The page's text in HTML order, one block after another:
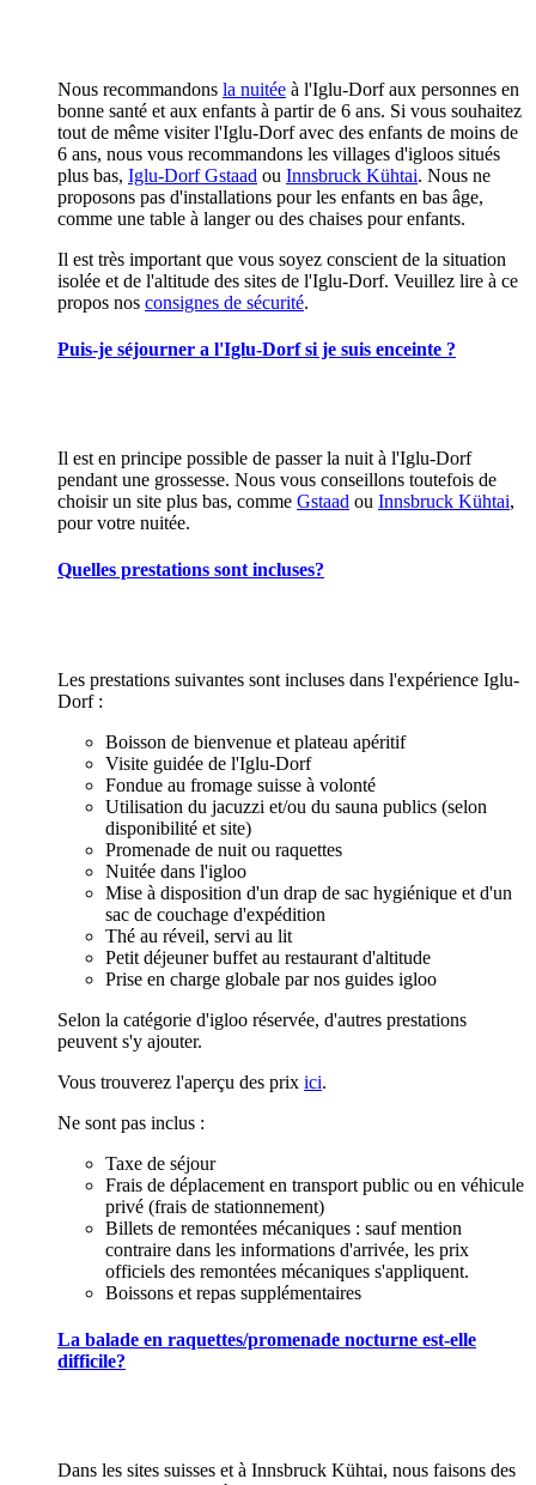
Nous recommandons la nuitée à l'Iglu-Dorf aux personnes en
bonne santé et aux enfants à partir de 6 ans. Si vous souhaitez
tout de même visiter l'Iglu-Dorf avec des enfants de moins de
6 ans, nous vous recommandons les villages d'igloos situés
plus bas, Iglu-Dorf Gstaad ou Innsbruck Kühtai. Nous ne
proposons pas d'installations pour les enfants en bas âge,
comme une table à langer ou des chaises pour enfants.
Il est très important que vous soyez conscient de la situation
isolée et de l'altitude des sites de l'Iglu-Dorf. Veuillez lire à ce
propos nos consignes de sécurité.
Puis-je séjourner a l'Iglu-Dorf si je suis enceinte ?
Il est en principe possible de passer la nuit à l'Iglu-Dorf
pendant une grossesse. Nous vous conseillons toutefois de
choisir un site plus bas, comme Gstaad ou Innsbruck Kühtai,
pour votre nuitée.
Quelles prestations sont incluses?
Les prestations suivantes sont incluses dans l'expérience Iglu-
Dorf :
Boisson de bienvenue et plateau apéritif
Visite guidée de l'Iglu-Dorf
Fondue au fromage suisse à volonté
Utilisation du jacuzzi et/ou du sauna publics (selon
disponibilité et site)
Promenade de nuit ou raquettes
Nuitée dans l'igloo
Mise à disposition d'un drap de sac hygiénique et d'un
sac de couchage d'expédition
Thé au réveil, servi au lit
Petit déjeuner buffet au restaurant d'altitude
Prise en charge globale par nos guides igloo
Selon la catégorie d'igloo réservée, d'autres prestations
peuvent s'y ajouter.
Vous trouverez l'aperçu des prix ici.
Ne sont pas inclus :
Taxe de séjour
Frais de déplacement en transport public ou en véhicule
privé (frais de stationnement)
Billets de remontées mécaniques : sauf mention
contraire dans les informations d'arrivée, les prix
officiels des remontées mécaniques s'appliquent.
Boissons et repas supplémentaires
La balade en raquettes/promenade nocturne est-elle
difficile?
Dans les sites suisses et à Innsbruck Kühtai, nous faisons des